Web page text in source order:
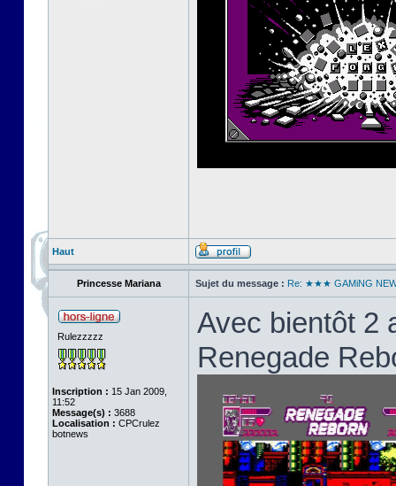
Haut
Princesse Mariana Sujet du message : Re: ★★★ GAMiNG
Rulezzzzz
Inscription : 15 Jan 2009,
11:52
Message(s) : 3688
Localisation : CPCrulez
botnews
Avec bientôt 2
Renegade